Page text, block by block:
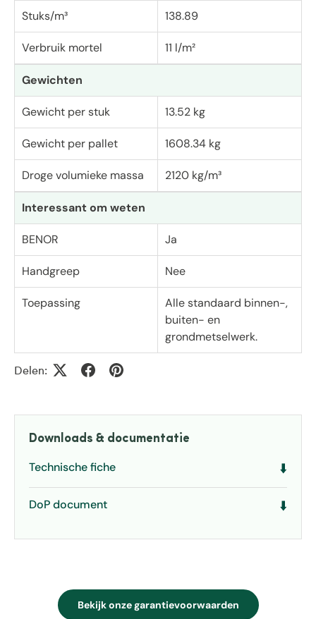
Stuks/m³ 138.89
Verbruik mortel 11 l/m²
Gewichten
Gewicht per stuk 13.52 kg
Gewicht per pallet 1608.34 kg
Droge volumieke massa 2120 kg/m³
Interessant om weten
BENOR Ja
Handgreep Nee
Toepassing
Alle standaard binnen-,
buiten- en
grondmetselwerk.
Delen:
Downloads & documentatie
Technische fiche ⬇️
DoP document ⬇️
Bekijk onze garantievoorwaarden